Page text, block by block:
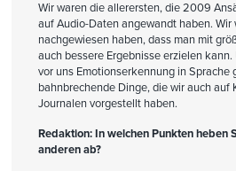
Wir waren die allerersten, die 2009
auf Audio-Daten angewandt haben. Wir
nachgewiesen haben, dass man mit
auch bessere Ergebnisse erzielen
vor uns Emotionserkennung in Sprache
bahnbrechende Dinge, die wir auch auf
Journalen vorgestellt haben.
Redaktion: In welchen Punkten heben
anderen ab?